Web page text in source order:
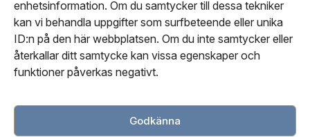
enhetsinformation. Om du samtycker till dessa tekniker
kan vi behandla uppgifter som surfbeteende eller unika
ID:n på den här webbplatsen. Om du inte samtycker eller
återkallar ditt samtycke kan vissa egenskaper och
funktioner påverkas negativt.
Godkänna
Om oss
Vår personal
Kontakta oss